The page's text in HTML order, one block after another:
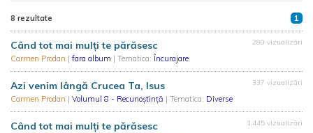
8 rezultate 1
Când tot mai mulţi te părăsesc
Carmen Prodan | fara album | Tematica: Încurajare
280 vizualizări
Azi venim lângă Crucea Ta, Isus
Carmen Prodan | Volumul 8 - Recunoștință | Tematica: Diverse
337 vizualizări
Când tot mai mulți te părăsesc 1.445 vizualizări